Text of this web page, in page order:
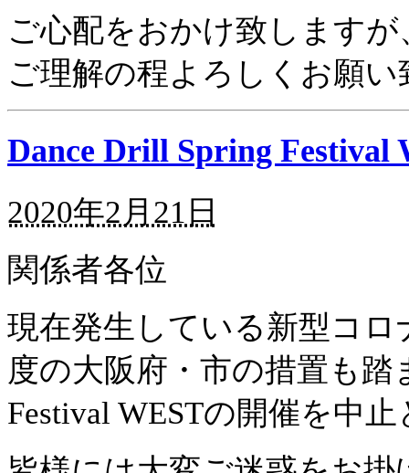
ご心配をおかけ致します
ご理解の程よろしくお願
Dance Drill Spring Festival
2020年2月21日
関係者各位
現在発生している新型コ
度の大阪府・市の措置も踏
Festival WESTの開催を中